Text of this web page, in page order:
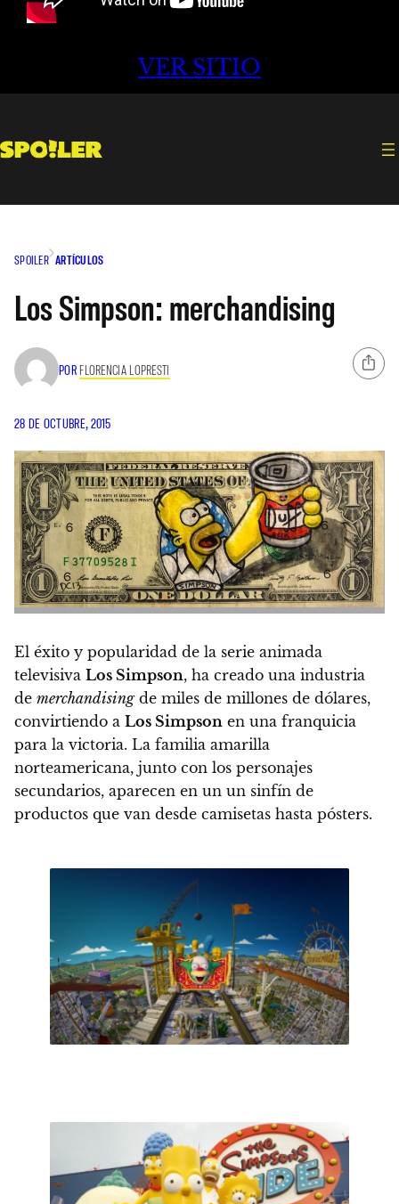
VER SITIO
SPOILER ARTÍCULOS
Los Simpson: merchandising
POR FLORENCIA LOPRESTI
28 DE OCTUBRE, 2015
El éxito y popularidad de la serie animada
televisiva Los Simpson, ha creado una industria
de merchandisingde miles de millones de dólares,
convirtiendo a Los Simpson en una franquicia
para la victoria. La familia amarilla
norteamericana, junto con los personajes
secundarios, aparecen en un un sinfín de
productos que van desde camisetas hasta pósters.